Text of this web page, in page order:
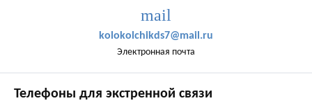
mail
kolokolchikds7@mail.ru
Электронная почта
Телефоны для экстренной связи